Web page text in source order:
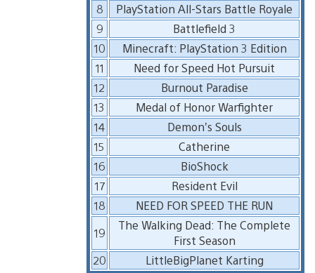
8
PlayStation All-Stars Battle Royale
9
Battlefield 3
10
Minecraft: PlayStation 3 Edition
11
Need for Speed Hot Pursuit
12
Burnout Paradise
13
Medal of Honor Warfighter
14
Demon’s Souls
15
Catherine
16
BioShock
17
Resident Evil
18
NEED FOR SPEED THE RUN
19
The Walking Dead: The Complete
First Season
20
LittleBigPlanet Karting